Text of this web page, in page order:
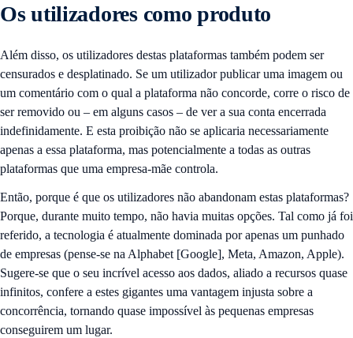
Os utilizadores como produto
Além disso, os utilizadores destas plataformas também podem ser
censurados e desplatinado. Se um utilizador publicar uma imagem ou
um comentário com o qual a plataforma não concorde, corre o risco de
ser removido ou – em alguns casos – de ver a sua conta encerrada
indefinidamente. E esta proibição não se aplicaria necessariamente
apenas a essa plataforma, mas potencialmente a todas as outras
plataformas que uma empresa-mãe controla.
Então, porque é que os utilizadores não abandonam estas plataformas?
Porque, durante muito tempo, não havia muitas opções. Tal como já foi
referido, a tecnologia é atualmente dominada por apenas um punhado
de empresas (pense-se na Alphabet [Google], Meta, Amazon, Apple).
Sugere-se que o seu incrível acesso aos dados, aliado a recursos quase
infinitos, confere a estes gigantes uma vantagem injusta sobre a
concorrência, tornando quase impossível às pequenas empresas
conseguirem um lugar.